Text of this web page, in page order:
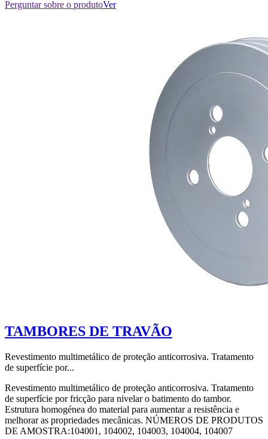
Perguntar sobre o produtoVer
TAMBORES DE TRAVÃO
Revestimento multimetálico de proteção anticorrosiva. Tratamento
de superfície por...
Revestimento multimetálico de proteção anticorrosiva. Tratamento
de superfície por fricção para nivelar o batimento do tambor.
Estrutura homogénea do material para aumentar a resistência e
melhorar as propriedades mecânicas. NÚMEROS DE PRODUTOS
DE AMOSTRA:104001, 104002, 104003, 104004, 104007